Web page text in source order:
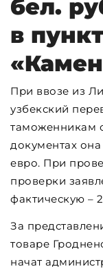
бел.
в
При ввозе из
узбекский
таможенникам
документах она
евро. При
проверки
фактическую –
За
товаре
начат